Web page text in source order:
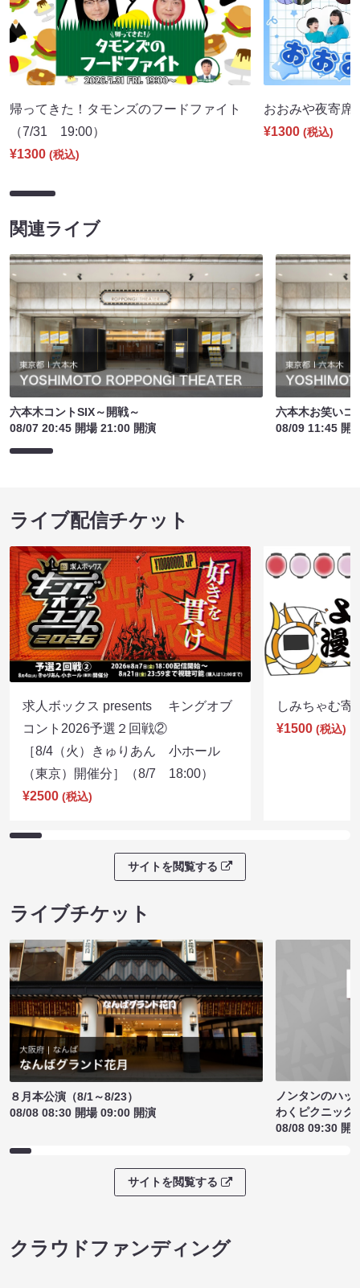
帰ってきた！タモンズのフードファイト
（7/31 19:00）
¥1300 (税込)
おおみや夜寄
¥1300 (税込)
関連ライブ
六本木コントSIX～開戦～
08/07 20:45 開場 21:00 開演
六本木お笑いコ
08/09 11:45 開
ライブ配信チケット
求人ボックス presents キングオブ
コント2026予選２回戦②
［8/4（火）きゅりあん 小ホール
（東京）開催分］（8/7 18:00）
¥2500 (税込)
しみちゃむ
¥1500 (税込)
サイトを閲覧する
ライブチケット
８月本公演（8/1～8/23）
08/08 08:30 開場 09:00 開演
ノンタンのハッ
わくピクニック
08/08 09:30 開
サイトを閲覧する
クラウドファンディング